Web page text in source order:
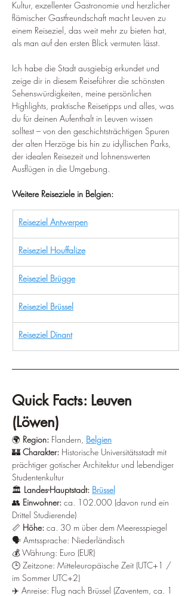
Kultur, exzellenter Gastronomie und herzlicher
flämischer Gastfreundschaft macht Leuven zu
einem Reiseziel, das weit mehr zu bieten hat,
als man auf den ersten Blick vermuten lässt.
Ich habe die Stadt ausgiebig erkundet und
zeige dir in diesem Reiseführer die schönsten
Sehenswürdigkeiten, meine persönlichen
Highlights, praktische Reisetipps und alles, was
du für deinen Aufenthalt in Leuven wissen
solltest – von den geschichtsträchtigen Spuren
der alten Herzöge bis hin zu idyllischen Parks,
der idealen Reisezeit und lohnenswerten
Ausflügen in die Umgebung.
Weitere Reiseziele in Belgien:
Reiseziel Antwerpen
Reiseziel Houffalize
Reiseziel Brügge
Reiseziel Brüssel
Reiseziel Dinant
Quick Facts: Leuven
(Löwen)
🌍 Region: Flandern, Belgien
🏰 Charakter: Historische Universitätsstadt mit
prächtiger gotischer Architektur und lebendiger
Studentenkultur
🏛️ Landes-Hauptstadt: Brüssel
👥 Einwohner: ca. 102.000 (davon rund ein
Drittel Studierende)
📏 Höhe: ca. 30 m über dem Meeresspiegel
🗣️ Amtssprache: Niederländisch
💰 Währung: Euro (EUR)
🕒 Zeitzone: Mitteleuropäische Zeit (UTC+1 /
im Sommer UTC+2)
✈️ Anreise: Flug nach Brüssel (Zaventem, ca. 1